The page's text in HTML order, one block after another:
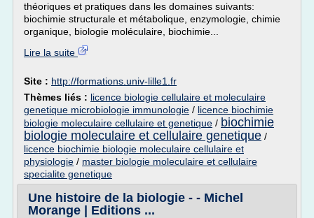
théoriques et pratiques dans les domaines suivants:
biochimie structurale et métabolique, enzymologie, chimie
organique, biologie moléculaire, biochimie...
Lire la suite
Site : http://formations.univ-lille1.fr
Thèmes liés : licence biologie cellulaire et moleculaire
genetique microbiologie immunologie / licence biochimie
biologie moleculaire cellulaire et genetique / biochimie
biologie moleculaire et cellulaire genetique /
licence biochimie biologie moleculaire cellulaire et
physiologie / master biologie moleculaire et cellulaire
specialite genetique
Une histoire de la biologie - - Michel
Morange | Editions ...